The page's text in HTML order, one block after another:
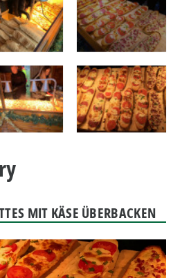
MIT KÄSE ÜBERBACKEN